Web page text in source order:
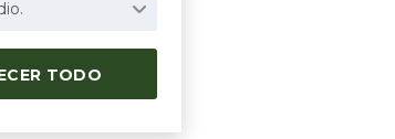
TODO